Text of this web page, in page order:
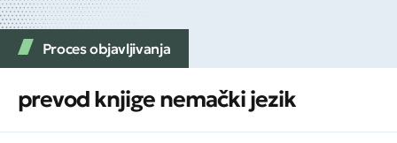
Proces objavljivanja
prevod knjige nemački jezik